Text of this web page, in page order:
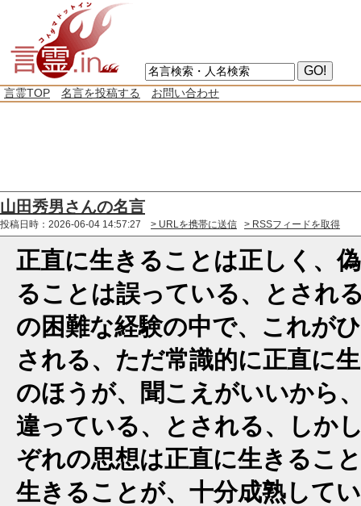
言霊TOP 名言を投稿する お問い合わせ
山田秀男さんの名言
投稿日時：2026-06-04 14:57:27 > URLを携帯に送信 > RSSフィードを取得
正直に生きることは正しく、
ることは誤っている、とされ
の困難な経験の中で、これが
される、ただ常識的に正直に
のほうが、聞こえがいいから
違っている、とされる、しか
ぞれの思想は正直に生きるこ
生きることが、十分成熟して